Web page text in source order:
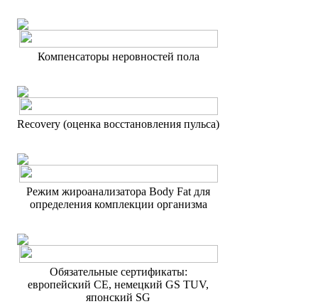
Компенсаторы неровностей пола
Recоvery (оценка восстановления пульса)
Режим жироанализатора Body Fat для
определения комплекции организма
Обязательные сертификаты:
европейский CE, немецкий GS TUV,
японский SG